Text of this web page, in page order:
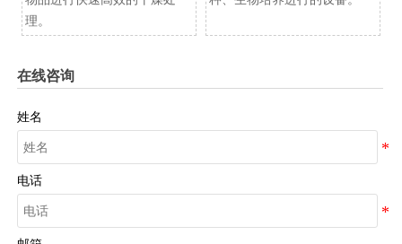
理。
在线咨询
姓名
电话